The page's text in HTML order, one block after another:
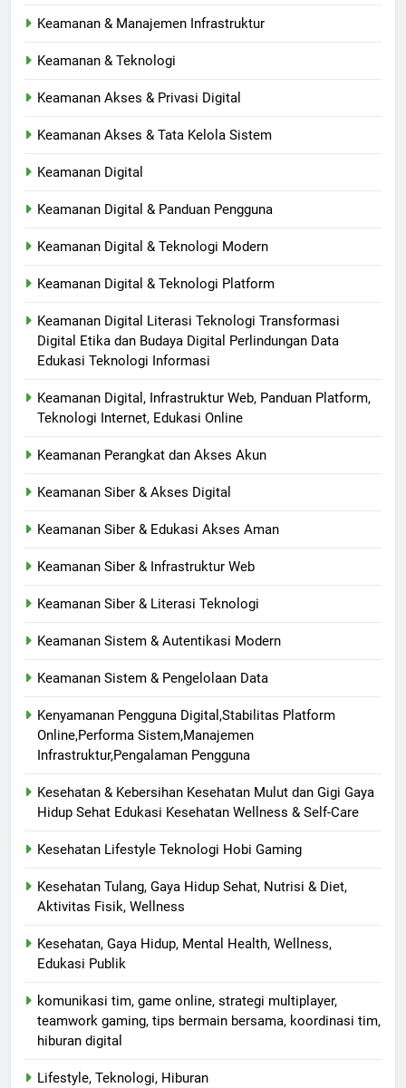
Keamanan & Manajemen Infrastruktur
Keamanan & Teknologi
Keamanan Akses & Privasi Digital
Keamanan Akses & Tata Kelola Sistem
Keamanan Digital
Keamanan Digital & Panduan Pengguna
Keamanan Digital & Teknologi Modern
Keamanan Digital & Teknologi Platform
Keamanan Digital Literasi Teknologi Transformasi
Digital Etika dan Budaya Digital Perlindungan Data
Edukasi Teknologi Informasi
Keamanan Digital, Infrastruktur Web, Panduan Platform,
Teknologi Internet, Edukasi Online
Keamanan Perangkat dan Akses Akun
Keamanan Siber & Akses Digital
Keamanan Siber & Edukasi Akses Aman
Keamanan Siber & Infrastruktur Web
Keamanan Siber & Literasi Teknologi
Keamanan Sistem & Autentikasi Modern
Keamanan Sistem & Pengelolaan Data
Kenyamanan Pengguna Digital,Stabilitas Platform
Online,Performa Sistem,Manajemen
Infrastruktur,Pengalaman Pengguna
Kesehatan & Kebersihan Kesehatan Mulut dan Gigi Gaya
Hidup Sehat Edukasi Kesehatan Wellness & Self-Care
Kesehatan Lifestyle Teknologi Hobi Gaming
Kesehatan Tulang, Gaya Hidup Sehat, Nutrisi & Diet,
Aktivitas Fisik, Wellness
Kesehatan, Gaya Hidup, Mental Health, Wellness,
Edukasi Publik
komunikasi tim, game online, strategi multiplayer,
teamwork gaming, tips bermain bersama, koordinasi tim,
hiburan digital
Lifestyle, Teknologi, Hiburan